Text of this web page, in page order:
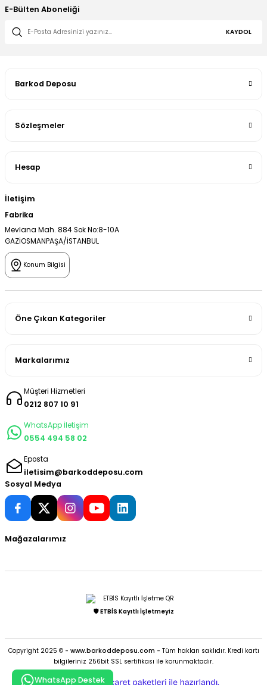
E-Bülten Aboneliği
KAYDOL
Barkod Deposu
Sözleşmeler
Hesap
İletişim
Fabrika
Mevlana Mah. 884 Sok No:8-10A
GAZİOSMANPAŞA/İSTANBUL
Konum Bilgisi
Öne Çıkan Kategoriler
Markalarımız
Müşteri Hizmetleri
0212 807 10 91
WhatsApp İletişim
0554 494 58 02
Eposta
iletisim@barkoddeposu.com
Sosyal Medya
Mağazalarımız
🛡️ ETBİS Kayıtlı İşletmeyiz
Copyright 2025 © - www.barkoddeposu.com - Tüm hakları saklıdır. Kredi kartı
bilgileriniz 256bit SSL sertifikası ile korunmaktadır.
WhatsApp Destekideasoft e-